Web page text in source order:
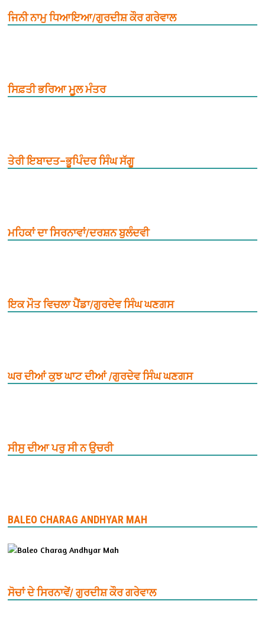
ਜਿਨੀ ਨਾਮੁ ਧਿਆਇਆ/ਗੁਰਦੀਸ਼ ਕੌਰ ਗਰੇਵਾਲ
ਸਿਫ਼ਤੀ ਭਰਿਆ ਮੂ਼ਲ ਮੰਤਰ
ਤੇਰੀ ਇਬਾਦਤ–ਭੂਪਿੰਦਰ ਸਿੰਘ ਸੱਗੂ
ਮਹਿਕਾਂ ਦਾ ਸਿਰਨਾਵਾਂ/ਦਰਸ਼ਨ ਬੁਲੰਦਵੀ
ਇਕ ਮੌਤ ਵਿਚਲਾ ਪੈਂਡਾ/ਗੁਰਦੇਵ ਸਿੰਘ ਘਣਗਸ
ਘਰ ਦੀਆਂ ਕੁਝ ਘਾਟ ਦੀਆਂ /ਗੁਰਦੇਵ ਸਿੰਘ ਘਣਗਸ
ਸੀਸੁ ਦੀਆ ਪਰੁ ਸੀ ਨ ਉਚਰੀ
BALEO CHARAG ANDHYAR MAH
ਸੋਚਾਂ ਦੇ ਸਿਰਨਾਵੇਂ/ ਗੁਰਦੀਸ਼ ਕੌਰ ਗਰੇਵਾਲ